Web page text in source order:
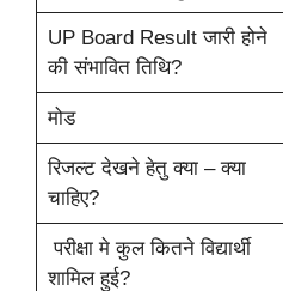
UP Board Result जारी होने
की संभावित तिथि?
मोड
रिजल्ट देखने हेतु क्या – क्या
चाहिए?
परीक्षा मे कुल कितने विद्यार्थी
शामिल हुई?